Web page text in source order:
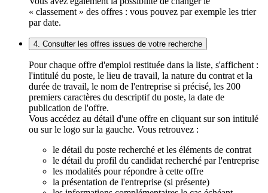
« classement » des offres : vous pouvez par exemple les trier
par date.
4. Consulter les offres issues de votre recherche
Pour chaque offre d'emploi restituée dans la liste, s'affichent :
l'intitulé du poste, le lieu de travail, la nature du contrat et la
durée de travail, le nom de l'entreprise si précisé, les 200
premiers caractères du descriptif du poste, la date de
publication de l'offre.
Vous accédez au détail d'une offre en cliquant sur son intitulé
ou sur le logo sur la gauche. Vous retrouvez :
le détail du poste recherché et les éléments de contrat
le détail du profil du candidat recherché par l'entreprise
les modalités pour répondre à cette offre
la présentation de l'entreprise (si présente)